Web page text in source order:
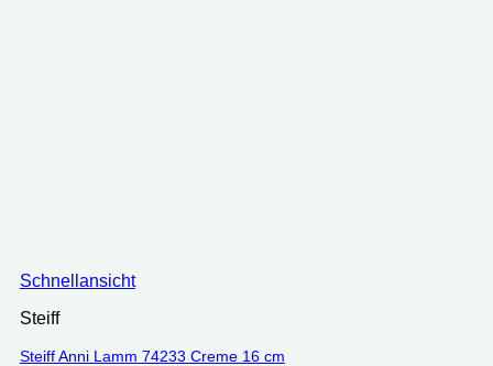
Schnellansicht
Steiff
Steiff Anni Lamm 74233 Creme 16 cm